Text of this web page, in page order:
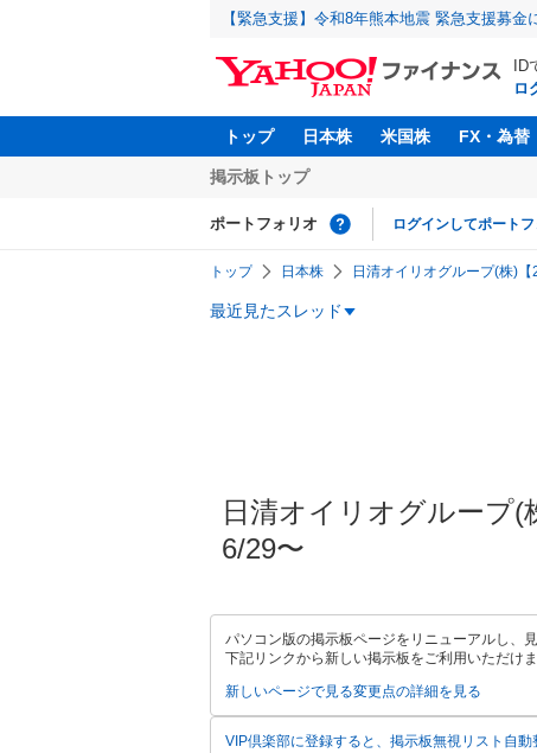
【緊急支援】令和8年熊本地震 緊急支援募金
ロ
トップ 日本株 米国株 FX・為替
掲示板トップ
ポートフォリオ ログインしてポート
トップ 日本株 日清オイリオグループ(株)【
最近見たスレッド
日清オイリオグループ(
6/29〜
パソコン版の掲示板ページをリニューアルし、
下記リンクから新しい掲示板をご利用いただけま
新しいページで見る変更点の詳細を見る
VIP倶楽部に登録すると、掲示板無視リスト自